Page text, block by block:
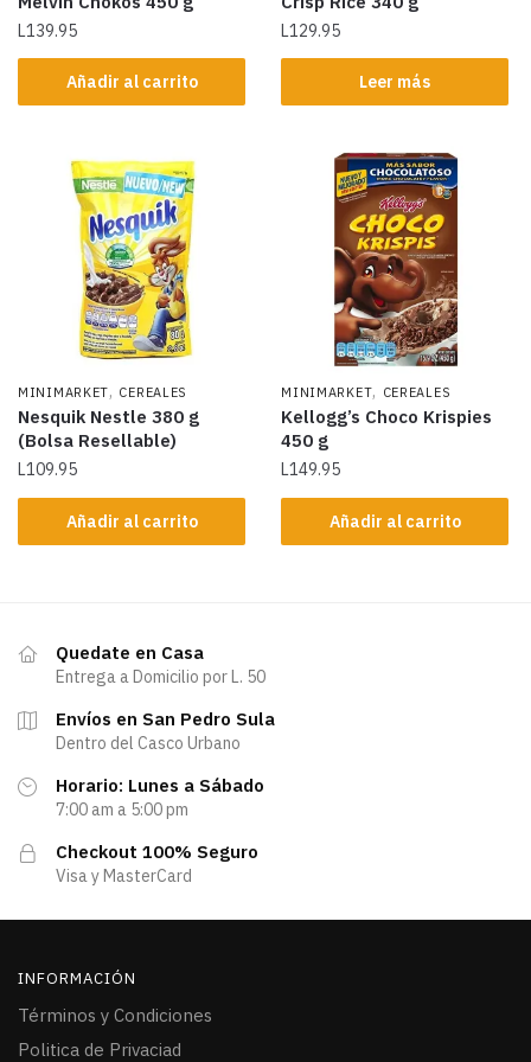
L139.95
Añadir al carrito
L129.95
Leer más
MINIMARKET, CEREALES
Nesquik Nestle 380 g
(Bolsa Resellable)
L109.95
Añadir al carrito
MINIMARKET, CEREALES
Kellogg’s Choco Krispies
450 g
L149.95
Añadir al carrito
Quedate en Casa
Entrega a Domicilio por L. 50
Envíos en San Pedro Sula
Dentro del Casco Urbano
Horario: Lunes a Sábado
7:00 am a 5:00 pm
Checkout 100% Seguro
Visa y MasterCard
INFORMACIÓN
Términos y Condiciones
Politica de Privaciad